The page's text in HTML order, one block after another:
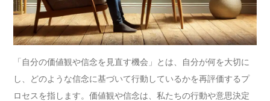
「自分の価値観や信念を見直す機会」とは、自分が何を大切に
し、どのような信念に基づいて行動しているかを再評価するプ
ロセスを指します。価値観や信念は、私たちの行動や意思決定